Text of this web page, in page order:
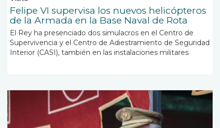
Felipe VI supervisa los nuevos helicópteros
de la Armada en la Base Naval de Rota
El Rey ha presenciado dos simulacros en el Centro de
Supervivencia y el Centro de Adiestramiento de Seguridad
Interior (CASI), también en las instalaciones militares